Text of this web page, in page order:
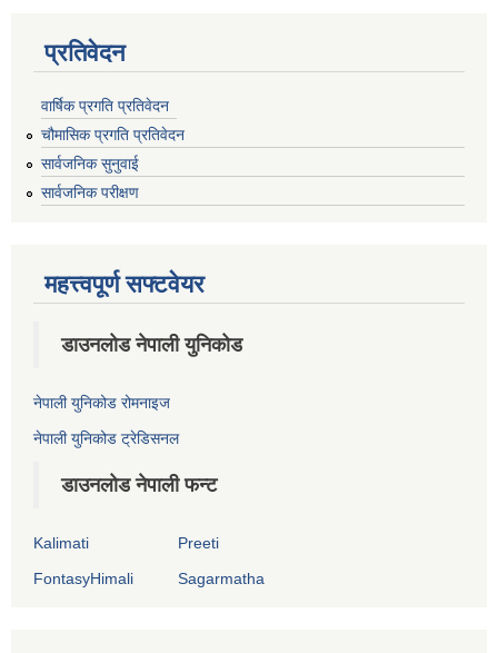
प्रतिवेदन
वार्षिक प्रगति प्रतिवेदन
चौमासिक प्रगति प्रतिवेदन
सार्वजनिक सुनुवाई
सार्वजनिक परीक्षण
महत्त्वपूर्ण सफ्टवेयर
डाउनलोड नेपाली युनिकोड
नेपाली युनिकोड रोमनाइज
नेपाली युनिकोड ट्रेडिसनल
डाउनलोड नेपाली फन्ट
Kalimati
Preeti
FontasyHimali
Sagarmatha